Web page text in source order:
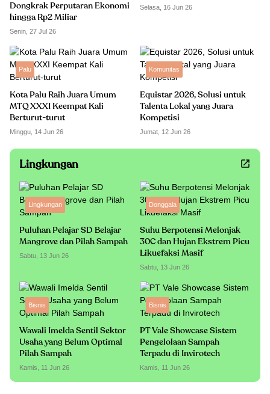
Dongkrak Perputaran Ekonomi
hingga Rp2 Miliar
Senin, 27 Jul 26
Selasa, 16 Jun 26
Palu
Kota Palu Raih Juara Umum
MTQ XXXI Keempat Kali
Berturut-turut
Minggu, 14 Jun 26
Komunitas
Equistar 2026, Solusi untuk
Talenta Lokal yang Juara
Kompetisi
Jumat, 12 Jun 26
Lingkungan
Lingkungan
Puluhan Pelajar SD Belajar
Mangrove dan Pilah Sampah
Sabtu, 13 Jun 26
Donggala
Suhu Berpotensi Melonjak
30C dan Hujan Ekstrem Picu
Likuefaksi Masif
Sabtu, 13 Jun 26
Bisnis
Wawali Imelda Sentil Sektor
Usaha yang Belum Optimal
Pilah Sampah
Kamis, 11 Jun 26
Bisnis
PT Vale Showcase Sistem
Pengelolaan Sampah
Terpadu di Invirotech
Kamis, 11 Jun 26